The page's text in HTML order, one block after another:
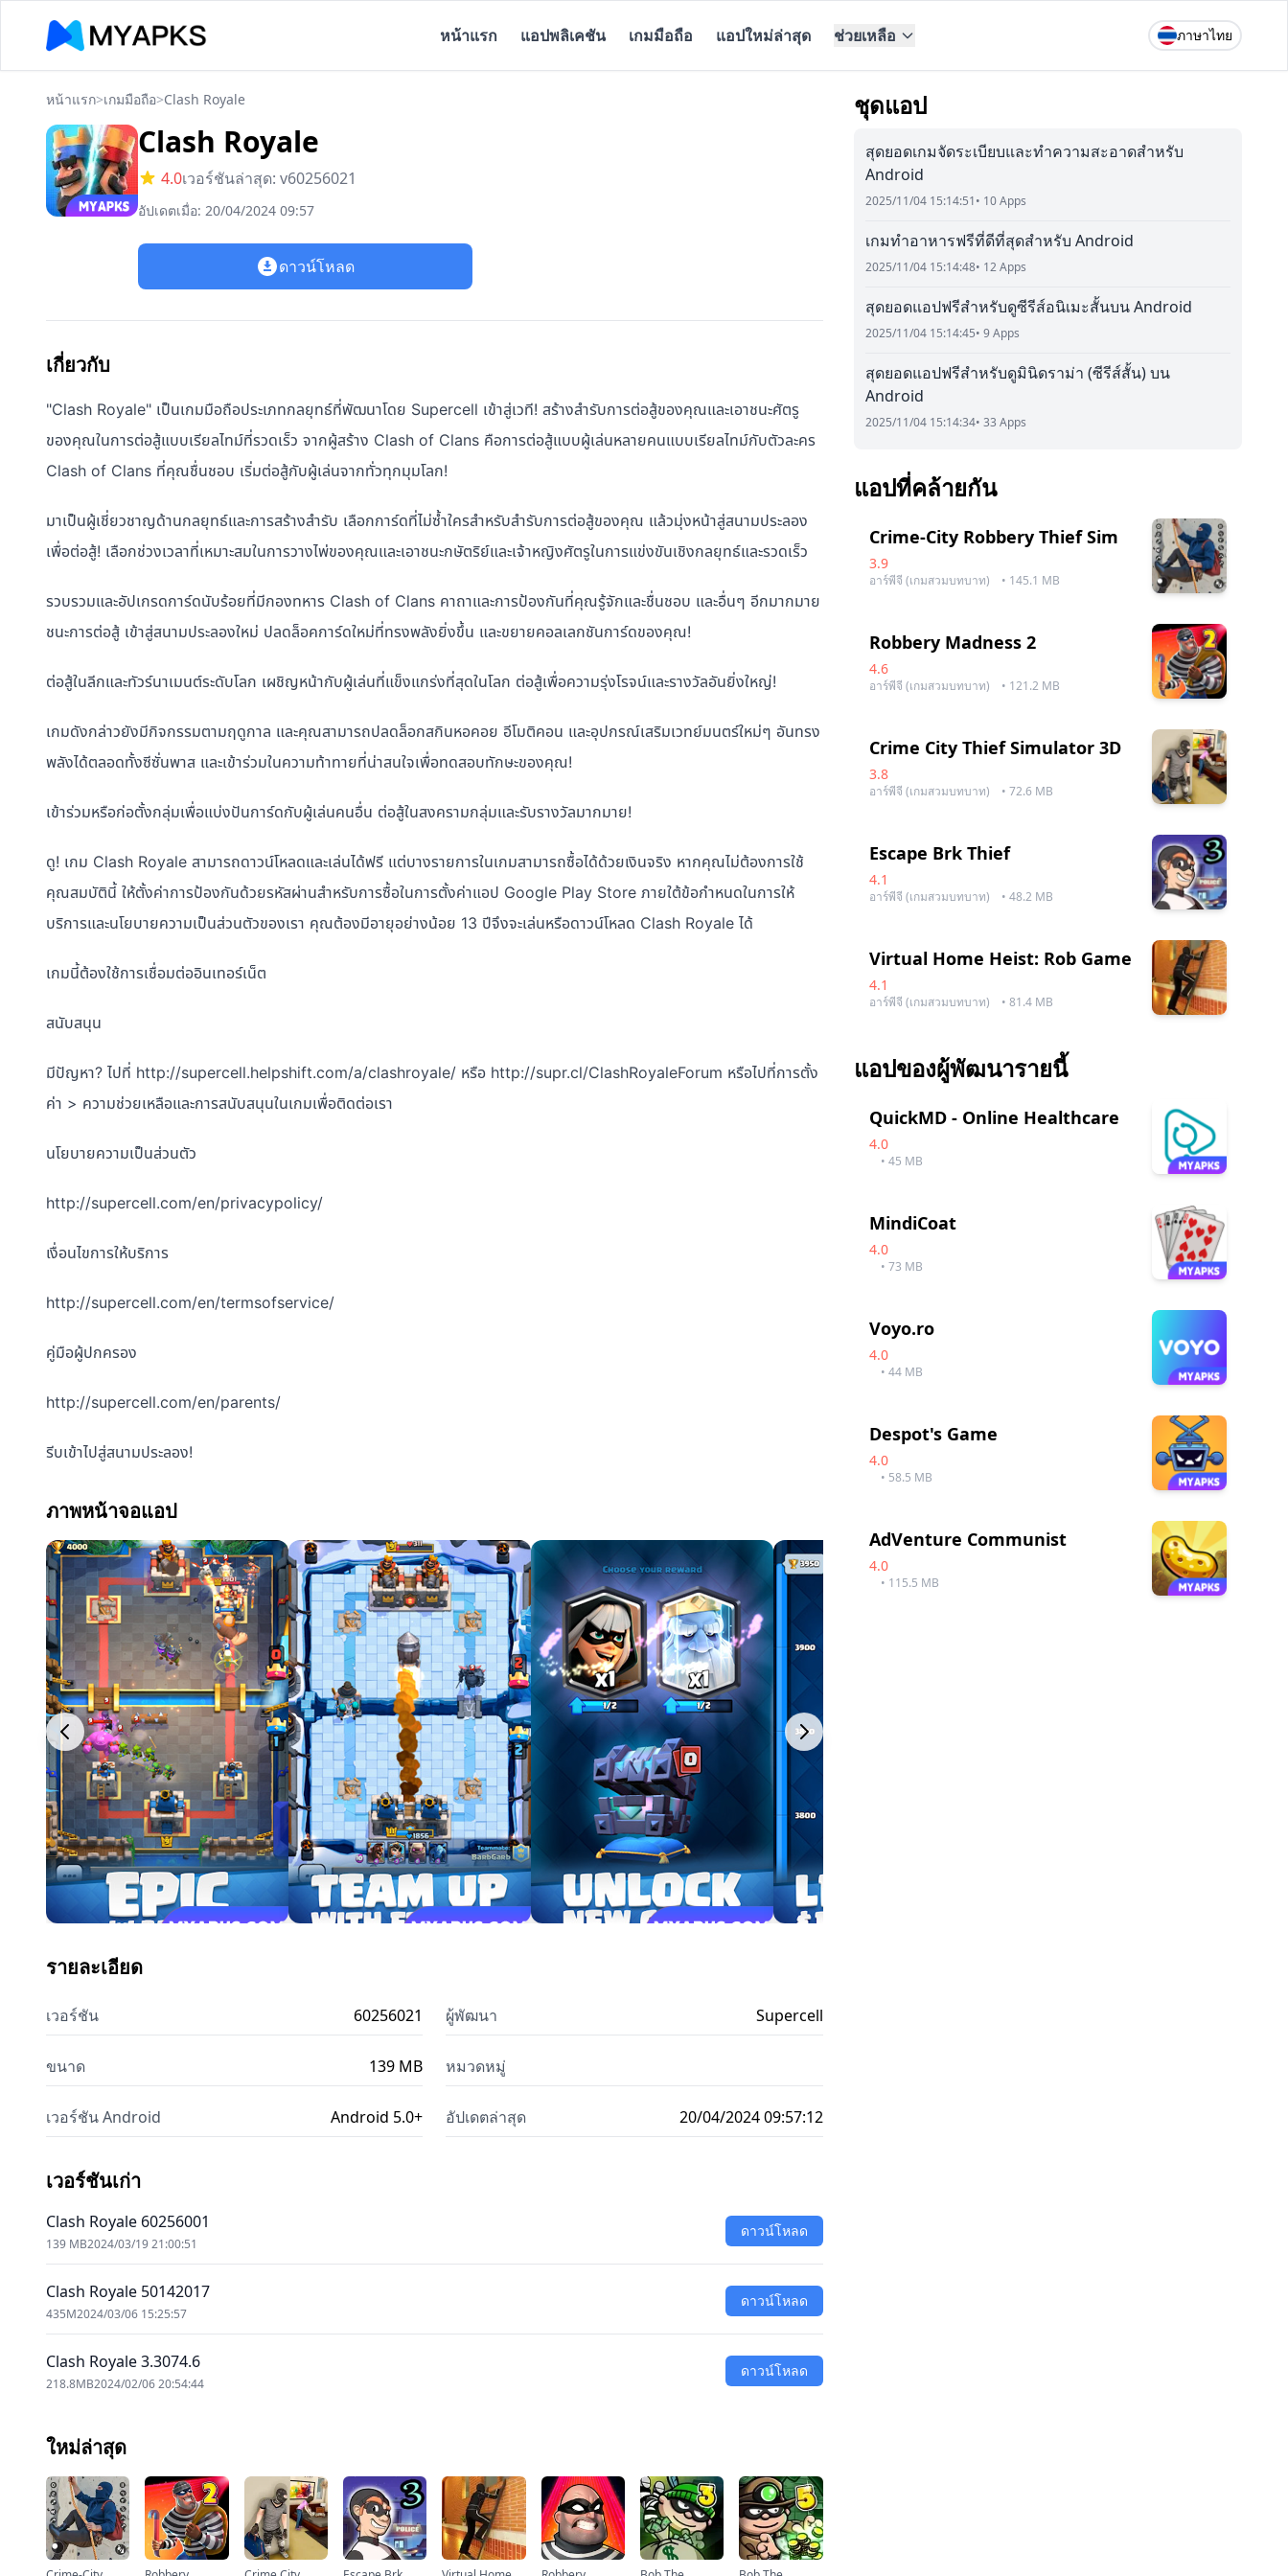
หน้าแรก แอปพลิเคชัน เกมมือถือ แอปใหม่ล่าสุด ช่วยเหลือ ภาษาไทย
หน้าแรก>เกมมือถือ>Clash Royale
Clash Royale
4.0เวอร์ชันล่าสุด: v60256021
อัปเดตเมื่อ: 20/04/2024 09:57
ดาวน์โหลด
เกี่ยวกับ
"Clash Royale" เป็นเกมมือถือประเภทกลยุทธ์ที่พัฒนาโดย Supercell เข้าสู่เวที! สร้างสำรับการต่อสู้ของคุณและเอาชนะศัตรู
ของคุณในการต่อสู้แบบเรียลไทม์ที่รวดเร็ว จากผู้สร้าง Clash of Clans คือการต่อสู้แบบผู้เล่นหลายคนแบบเรียลไทม์กับตัวละคร
Clash of Clans ที่คุณชื่นชอบ เริ่มต่อสู้กับผู้เล่นจากทั่วทุกมุมโลก!
มาเป็นผู้เชี่ยวชาญด้านกลยุทธ์และการสร้างสำรับ เลือกการ์ดที่ไม่ซ้ำใครสำหรับสำรับการต่อสู้ของคุณ แล้วมุ่งหน้าสู่สนามประลอง
เพื่อต่อสู้! เลือกช่วงเวลาที่เหมาะสมในการวางไพ่ของคุณและเอาชนะกษัตริย์และเจ้าหญิงศัตรูในการแข่งขันเชิงกลยุทธ์และรวดเร็ว
รวบรวมและอัปเกรดการ์ดนับร้อยที่มีกองทหาร Clash of Clans คาถาและการป้องกันที่คุณรู้จักและชื่นชอบ และอื่นๆ อีกมากมาย
ชนะการต่อสู้ เข้าสู่สนามประลองใหม่ ปลดล็อคการ์ดใหม่ที่ทรงพลังยิ่งขึ้น และขยายคอลเลกชันการ์ดของคุณ!
ต่อสู้ในลีกและทัวร์นาเมนต์ระดับโลก เผชิญหน้ากับผู้เล่นที่แข็งแกร่งที่สุดในโลก ต่อสู้เพื่อความรุ่งโรจน์และรางวัลอันยิ่งใหญ่!
เกมดังกล่าวยังมีกิจกรรมตามฤดูกาล และคุณสามารถปลดล็อกสกินหอคอย อีโมติคอน และอุปกรณ์เสริมเวทย์มนตร์ใหม่ๆ อันทรง
พลังได้ตลอดทั้งซีซั่นพาส และเข้าร่วมในความท้าทายที่น่าสนใจเพื่อทดสอบทักษะของคุณ!
เข้าร่วมหรือก่อตั้งกลุ่มเพื่อแบ่งปันการ์ดกับผู้เล่นคนอื่น ต่อสู้ในสงครามกลุ่มและรับรางวัลมากมาย!
ดู! เกม Clash Royale สามารถดาวน์โหลดและเล่นได้ฟรี แต่บางรายการในเกมสามารถซื้อได้ด้วยเงินจริง หากคุณไม่ต้องการใช้
คุณสมบัตินี้ ให้ตั้งค่าการป้องกันด้วยรหัสผ่านสำหรับการซื้อในการตั้งค่าแอป Google Play Store ภายใต้ข้อกำหนดในการให้
บริการและนโยบายความเป็นส่วนตัวของเรา คุณต้องมีอายุอย่างน้อย 13 ปีจึงจะเล่นหรือดาวน์โหลด Clash Royale ได้
เกมนี้ต้องใช้การเชื่อมต่ออินเทอร์เน็ต
สนับสนุน
มีปัญหา? ไปที่ http://supercell.helpshift.com/a/clashroyale/ หรือ http://supr.cl/ClashRoyaleForum หรือไปที่การตั้ง
ค่า > ความช่วยเหลือและการสนับสนุนในเกมเพื่อติดต่อเรา
นโยบายความเป็นส่วนตัว
http://supercell.com/en/privacypolicy/
เงื่อนไขการให้บริการ
http://supercell.com/en/termsofservice/
คู่มือผู้ปกครอง
http://supercell.com/en/parents/
รีบเข้าไปสู่สนามประลอง!
ภาพหน้าจอแอป
รายละเอียด
เวอร์ชัน 60256021
ขนาด 139 MB
เวอร์ชัน Android Android 5.0+
ผู้พัฒนา Supercell
หมวดหมู่
อัปเดตล่าสุด 20/04/2024 09:57:12
เวอร์ชันเก่า
Clash Royale 60256001
139 MB2024/03/19 21:00:51
ดาวน์โหลด
Clash Royale 50142017
435M2024/03/06 15:25:57
ดาวน์โหลด
Clash Royale 3.3074.6
218.8MB2024/02/06 20:54:44
ดาวน์โหลด
ใหม่ล่าสุด
ชุดแอป
สุดยอดเกมจัดระเบียบและทำความสะอาดสำหรับ
Android
2025/11/04 15:14:51• 10 Apps
เกมทำอาหารฟรีที่ดีที่สุดสำหรับ Android
2025/11/04 15:14:48• 12 Apps
สุดยอดแอปฟรีสำหรับดูซีรีส์อนิเมะสั้นบน Android
2025/11/04 15:14:45• 9 Apps
สุดยอดแอปฟรีสำหรับดูมินิดราม่า (ซีรีส์สั้น) บน
Android
2025/11/04 15:14:34• 33 Apps
แอปที่คล้ายกัน
Crime-City Robbery Thief Sim
3.9
อาร์พีจี (เกมสวมบทบาท) • 145.1 MB
Robbery Madness 2
4.6
อาร์พีจี (เกมสวมบทบาท) • 121.2 MB
Crime City Thief Simulator 3D
3.8
อาร์พีจี (เกมสวมบทบาท) • 72.6 MB
Escape Brk Thief
4.1
อาร์พีจี (เกมสวมบทบาท) • 48.2 MB
Virtual Home Heist: Rob Game
4.1
อาร์พีจี (เกมสวมบทบาท) • 81.4 MB
แอปของผู้พัฒนารายนี้
QuickMD - Online Healthcare
4.0
• 45 MB
MindiCoat
4.0
• 73 MB
Voyo.ro
4.0
• 44 MB
Despot's Game
4.0
• 58.5 MB
AdVenture Communist
4.0
• 115.5 MB